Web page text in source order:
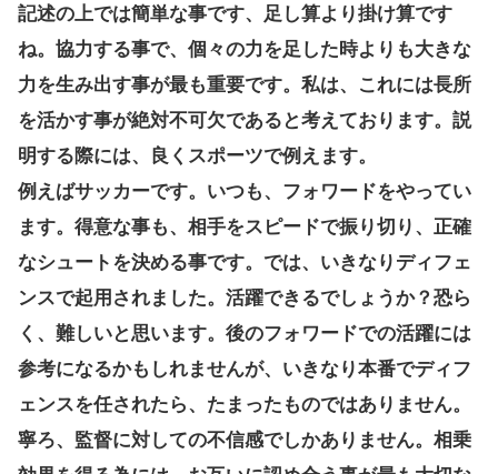
記述の上では簡単な事です、足し算より掛け算です
ね。協力する事で、個々の力を足した時よりも大きな
力を生み出す事が最も重要です。私は、これには長所
を活かす事が絶対不可欠であると考えております。説
明する際には、良くスポーツで例えます。
例えばサッカーです。いつも、フォワードをやってい
ます。得意な事も、相手をスピードで振り切り、正確
なシュートを決める事です。では、いきなりディフェ
ンスで起用されました。活躍できるでしょうか？恐ら
く、難しいと思います。後のフォワードでの活躍には
参考になるかもしれませんが、いきなり本番でディフ
ェンスを任されたら、たまったものではありません。
寧ろ、監督に対しての不信感でしかありません。相乗